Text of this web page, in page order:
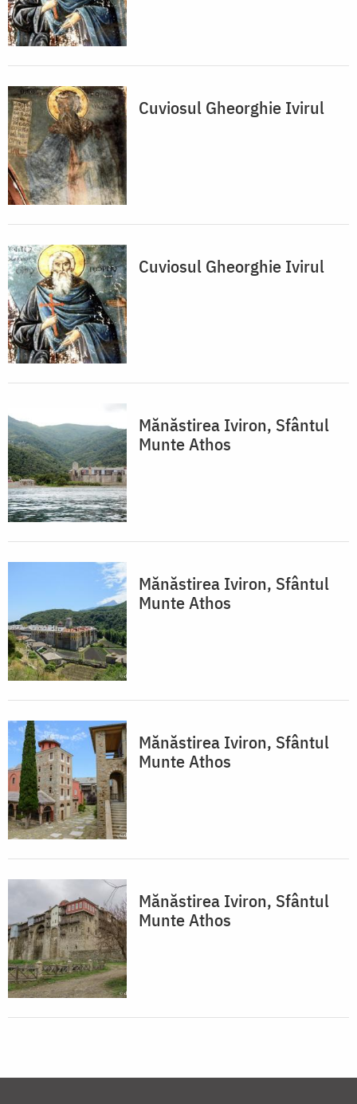
Cuviosul Gheorghie Ivirul
Cuviosul Gheorghie Ivirul
Mănăstirea Iviron, Sfântul
Munte Athos
Mănăstirea Iviron, Sfântul
Munte Athos
Mănăstirea Iviron, Sfântul
Munte Athos
Mănăstirea Iviron, Sfântul
Munte Athos